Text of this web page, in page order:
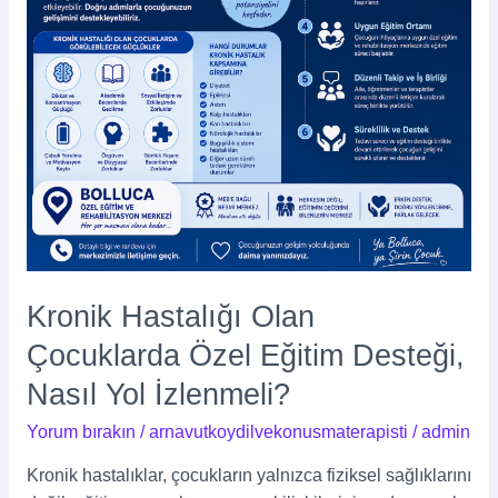
Kronik Hastalığı Olan
Çocuklarda Özel Eğitim Desteği,
Nasıl Yol İzlenmeli?
Yorum bırakın /arnavutkoydilvekonusmaterapisti /admin
Kronik hastalıklar, çocukların yalnızca fiziksel sağlıklarını
Desteği,
Nasıl
Yol
İzlenmeli?